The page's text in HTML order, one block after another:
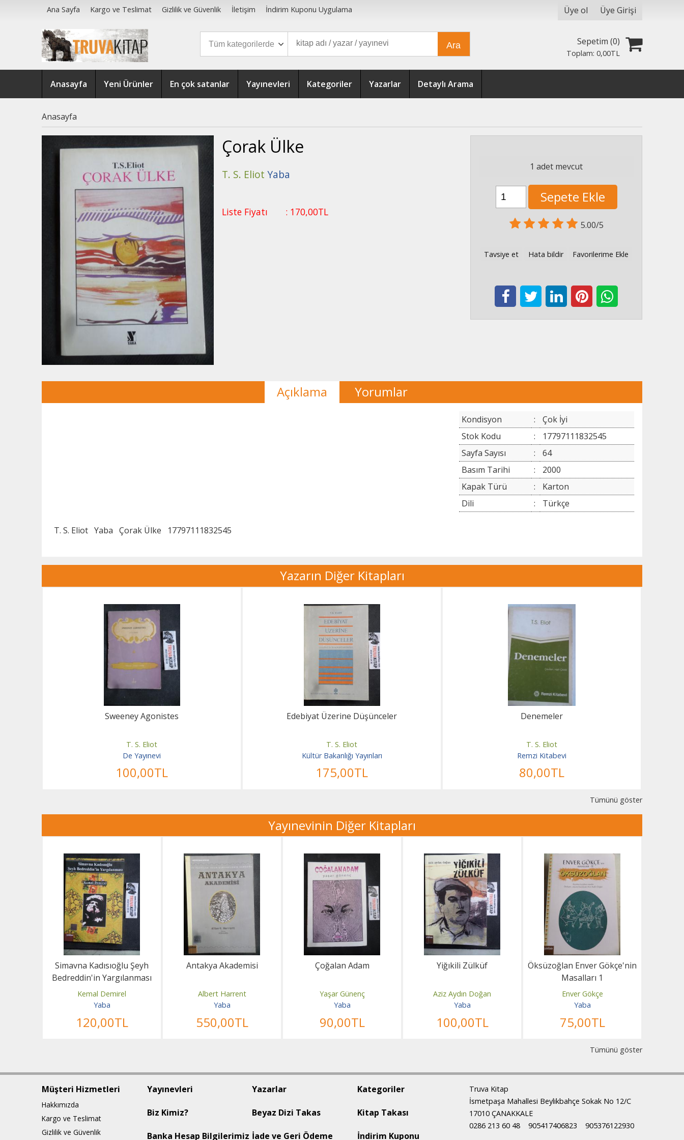
Ana Sayfa Kargo ve Teslimat Gizlilik ve Güvenlik İletişim İndirim Kuponu Uygulama Üye ol Üye Girişi
Ara Sepetim (0)
Toplam:0,00TL
Anasayfa Yeni Ürünler En çok satanlar Yayınevleri Kategoriler Yazarlar Detaylı Arama
Anasayfa
Çorak Ülke
T. S. Eliot Yaba
Liste Fiyatı : 170,00TL
1 adet mevcut
Sepete Ekle
5.00/5
Tavsiye et Hata bildir Favorilerime Ekle
Açıklama Yorumlar
Kondisyon :
Çok İyi
Stok Kodu
:
17797111832545
Sayfa Sayısı
:
64
Basım Tarihi
:
2000
Kapak Türü
:
Karton
Dili
: Türkçe
T. S. Eliot Yaba Çorak Ülke 17797111832545
Yazarın Diğer Kitapları
Sweeney Agonistes
T. S. Eliot
De Yayınevi
100,00TL
Edebiyat Üzerine Düşünceler
T. S. Eliot
Kültür Bakanlığı Yayınları
175,00TL
Denemeler
T. S. Eliot
Remzi Kitabevi
80,00TL
Tümünü göster
Yayınevinin Diğer Kitapları
Simavna Kadısıoğlu Şeyh
Bedreddin'in Yargılanması
Kemal Demirel
Yaba
120,00TL
Antakya Akademisi
Albert Harrent
Yaba
550,00TL
Çoğalan Adam
Yaşar Günenç
Yaba
90,00TL
Yiğıkili Zülküf
Aziz Aydın Doğan
Yaba
100,00TL
Öksüzoğlan Enver Gökçe'nin
Masalları 1
Enver Gökçe
Yaba
75,00TL
Tümünü göster
Müşteri Hizmetleri
Hakkımızda
Kargo ve Teslimat
Gizlilik ve Güvenlik
Yayınevleri Yazarlar Kategoriler
Biz Kimiz? Beyaz Dizi Takas Kitap Takası
Banka Hesap Bilgilerimiz İade ve Geri Ödeme İndirim Kuponu
Truva Kitap
İsmetpaşa Mahallesi Beylikbahçe Sokak No 12/C
17010 ÇANAKKALE
0286 213 60 48
905417406823 905376122930